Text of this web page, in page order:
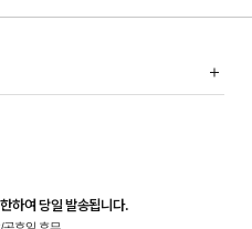
여 당일 발송됩니다.